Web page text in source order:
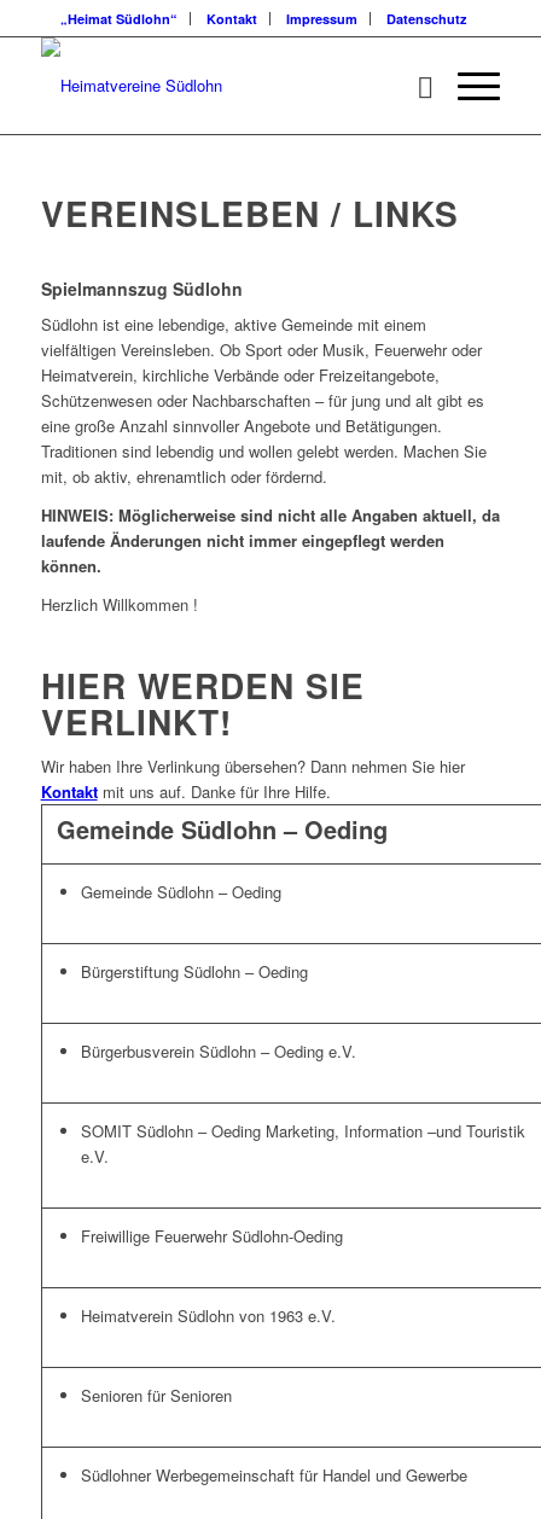
„Heimat Südlohn“ Kontakt Impressum Datenschutz
VEREINSLEBEN / LINKS
Spielmannszug Südlohn
Südlohn ist eine lebendige, aktive Gemeinde mit einem
vielfältigen Vereinsleben. Ob Sport oder Musik, Feuerwehr oder
Heimatverein, kirchliche Verbände oder Freizeitangebote,
Schützenwesen oder Nachbarschaften – für jung und alt gibt es
eine große Anzahl sinnvoller Angebote und Betätigungen.
Traditionen sind lebendig und wollen gelebt werden. Machen Sie
mit, ob aktiv, ehrenamtlich oder fördernd.
HINWEIS: Möglicherweise sind nicht alle Angaben aktuell, da
laufende Änderungen nicht immer eingepflegt werden
können.
Herzlich Willkommen !
HIER WERDEN SIE
VERLINKT!
Wir haben Ihre Verlinkung übersehen? Dann nehmen Sie hier
Kontaktmit uns auf. Danke für Ihre Hilfe.
Gemeinde Südlohn – Oeding
Gemeinde Südlohn – Oeding
Bürgerstiftung Südlohn – Oeding
Bürgerbusverein Südlohn – Oeding e.V.
SOMIT Südlohn – Oeding Marketing, Information –und Touristik
e.V.
Freiwillige Feuerwehr Südlohn-Oeding
Heimatverein Südlohn von 1963 e.V.
Senioren für Senioren
Südlohner Werbegemeinschaft für Handel und Gewerbe